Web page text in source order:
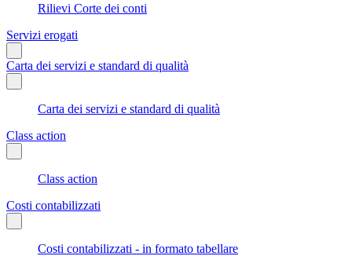
Rilievi Corte dei conti
Servizi erogati
Carta dei servizi e standard di qualità
Carta dei servizi e standard di qualità
Class action
Class action
Costi contabilizzati
Costi contabilizzati - in formato tabellare